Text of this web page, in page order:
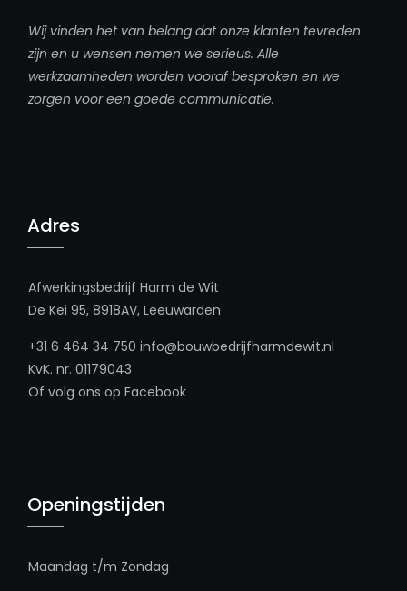
Wij vinden het van belang dat onze klanten tevreden
zijn en u wensen nemen we serieus. Alle
werkzaamheden worden vooraf besproken en we
zorgen voor een goede communicatie.
Adres
Afwerkingsbedrijf Harm de Wit
De Kei 95, 8918AV, Leeuwarden
+31 6 464 34 750 info@bouwbedrijfharmdewit.nl
KvK. nr. 01179043
Of volg ons op Facebook
Openingstijden
Maandag t/m Zondag